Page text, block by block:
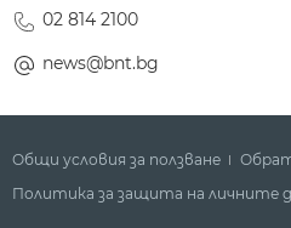
02 814 2100
news@bnt.bg
Общи условия за ползване
Политика за защита на личните